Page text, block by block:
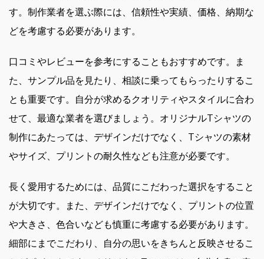
す。制作業者を選ぶ際には、信頼性や実績、価格、納期な
どを考慮する必要があります。
口コミやレビューを参考にすることもおすすめです。ま
た、サンプル品を見たり、相談に乗ってもらったりするこ
とも重要です。自分が求めるクオリティやスタイルに合わ
せて、最適な業者を選びましょう。オリジナルTシャツの
制作にあたっては、デザインだけでなく、Tシャツの素材
やサイズ、プリントの耐久性なども注意が必要です。
長く愛用するためには、品質にこだわった選択をすること
が大切です。また、デザインだけでなく、プリントの位置
や大きさ、色合いなども慎重に考慮する必要があります。
細部にまでこだわり、自分の思いをきちんと反映させるこ